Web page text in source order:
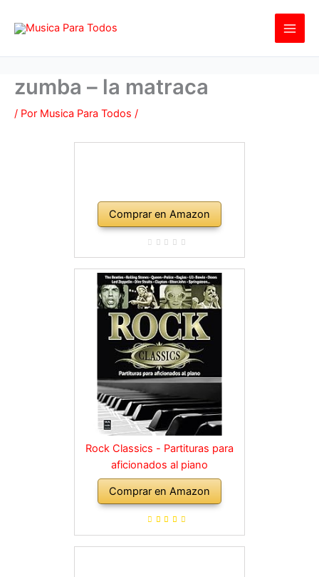
zumba – la matraca
/ Por Musica Para Todos /
Comprar en Amazon
Rock Classics - Partituras para
aficionados al piano
Comprar en Amazon